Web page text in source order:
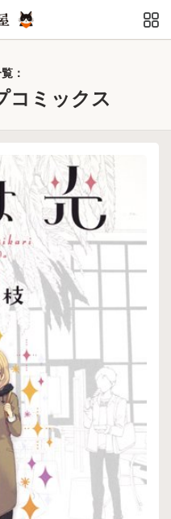
：
コミックス